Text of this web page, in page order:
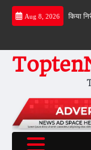
Skip
Aug 8, 2026
का डीएम ने किया निरीक्षण…